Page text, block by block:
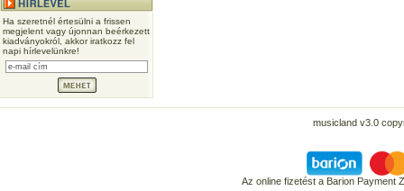
Ha szeretnél értesülni a frissen
megjelent vagy újonnan beérkezett
kiadványokról, akkor iratkozz fel
napi hírlevelünkre!
musicland v3.0
Az online fizetést a Barion Payment